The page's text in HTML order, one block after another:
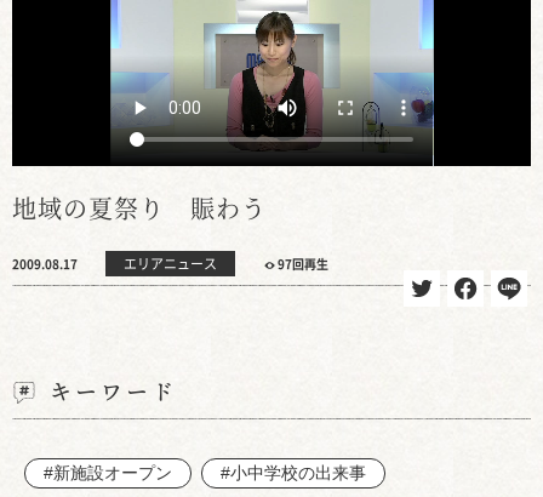
地域の夏祭り 賑わう
2009.08.17 エリアニュース 97回再生
キーワード
#新施設オープン #小中学校の出来事